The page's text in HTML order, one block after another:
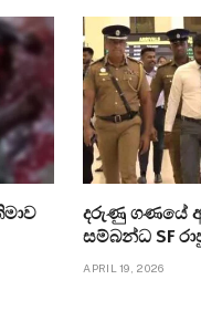
දරුණු ගණයේ
සම්බන්ධ SF
APRIL 19, 2026